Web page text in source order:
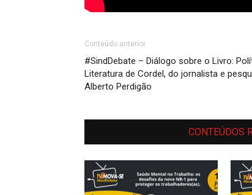
Conteúdo anterior
#SindDebate – Diálogo sobre o Livro:
Literatura de Cordel, do jornalista e
Alberto Perdigão
CONTEÚDOS